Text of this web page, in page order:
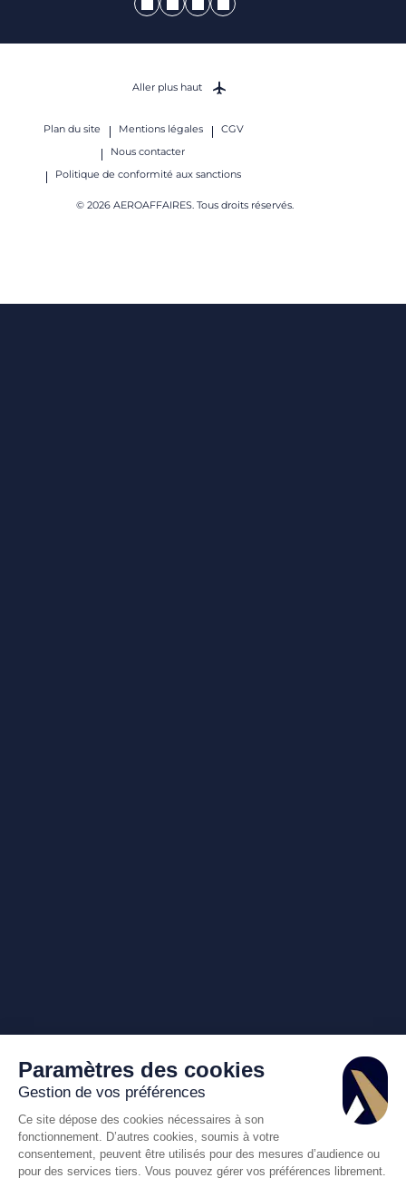
Plan du site Mentions légales
CGV
Nous contacter
Politique de conformité aux sanctions
© 2026 AEROAFFAIRES. Tous droits réservés.
Aller plus haut
Paramètres des cookies
Gestion de vos préférences
Ce site dépose des cookies nécessaires à son
fonctionnement. D’autres cookies, soumis à votre
consentement, peuvent être utilisés pour des mesures d’audience ou
pour des services tiers. Vous pouvez gérer vos préférences librement.